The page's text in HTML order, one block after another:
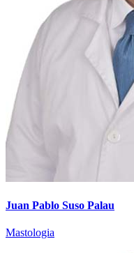
Juan Pablo Suso Palau
Mastologia